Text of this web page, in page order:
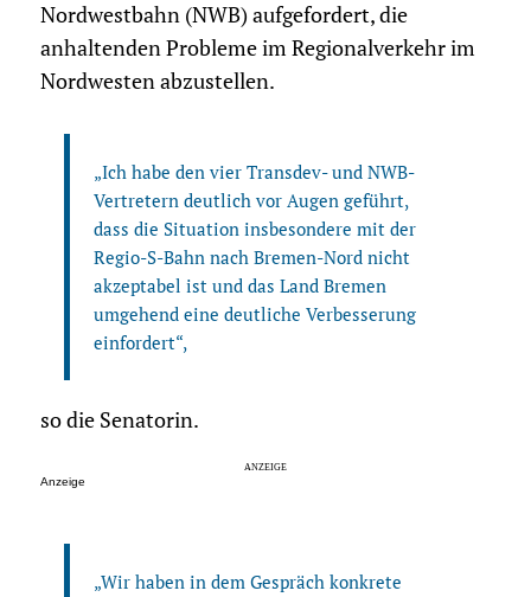
Nordwestbahn (NWB) aufgefordert, die
anhaltenden Probleme im Regionalverkehr im
Nordwesten abzustellen.
„Ich habe den vier Transdev- und NWB-
Vertretern deutlich vor Augen geführt,
dass die Situation insbesondere mit der
Regio-S-Bahn nach Bremen-Nord nicht
akzeptabel ist und das Land Bremen
umgehend eine deutliche Verbesserung
einfordert“,
so die Senatorin.
Anzeige
„Wir haben in dem Gespräch konkrete